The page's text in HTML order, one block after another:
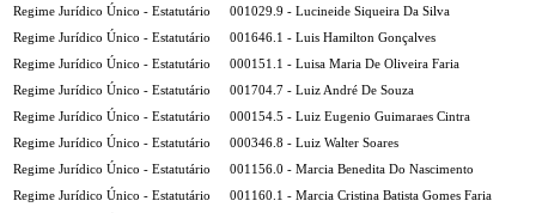
Regime Jurídico Único - Estatutário
001029.9 - Lucineide Siqueira Da Silva
Regime Jurídico Único - Estatutário
001646.1 - Luis Hamilton Gonçalves
Regime Jurídico Único - Estatutário
000151.1 - Luisa Maria De Oliveira Faria
Regime Jurídico Único - Estatutário
001704.7 - Luiz André De Souza
Regime Jurídico Único - Estatutário
000154.5 - Luiz Eugenio Guimaraes Cintra
Regime Jurídico Único - Estatutário
000346.8 - Luiz Walter Soares
Regime Jurídico Único - Estatutário
001156.0 - Marcia Benedita Do Nascimento
Regime Jurídico Único - Estatutário
001160.1 - Marcia Cristina Batista Gomes Faria